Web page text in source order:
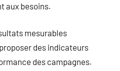
aux besoins.
mesurables
des indicateurs
des campagnes.